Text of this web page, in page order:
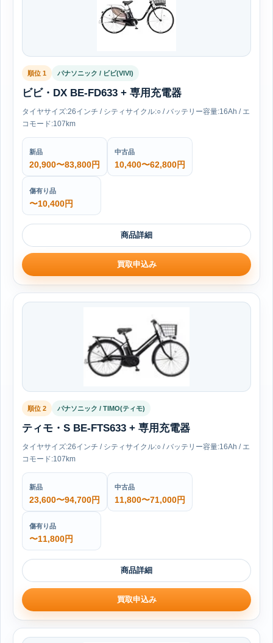
順位 1 パナソニック / ビビ(VIVI)
ビビ・DX BE-FD633 + 専用充電器
タイヤサイズ:26インチ / シティサイクル:○ / バッテリー容量:16Ah / エ
コモード:107km
新品
20,900〜83,800円
中古品
10,400〜62,800円
傷有り品
〜10,400円
商品詳細
買取申込み
順位 2 パナソニック / TIMO(ティモ)
ティモ・S BE-FTS633 + 専用充電器
タイヤサイズ:26インチ / シティサイクル:○ / バッテリー容量:16Ah / エ
コモード:107km
新品
23,600〜94,700円
中古品
11,800〜71,000円
傷有り品
〜11,800円
商品詳細
買取申込み